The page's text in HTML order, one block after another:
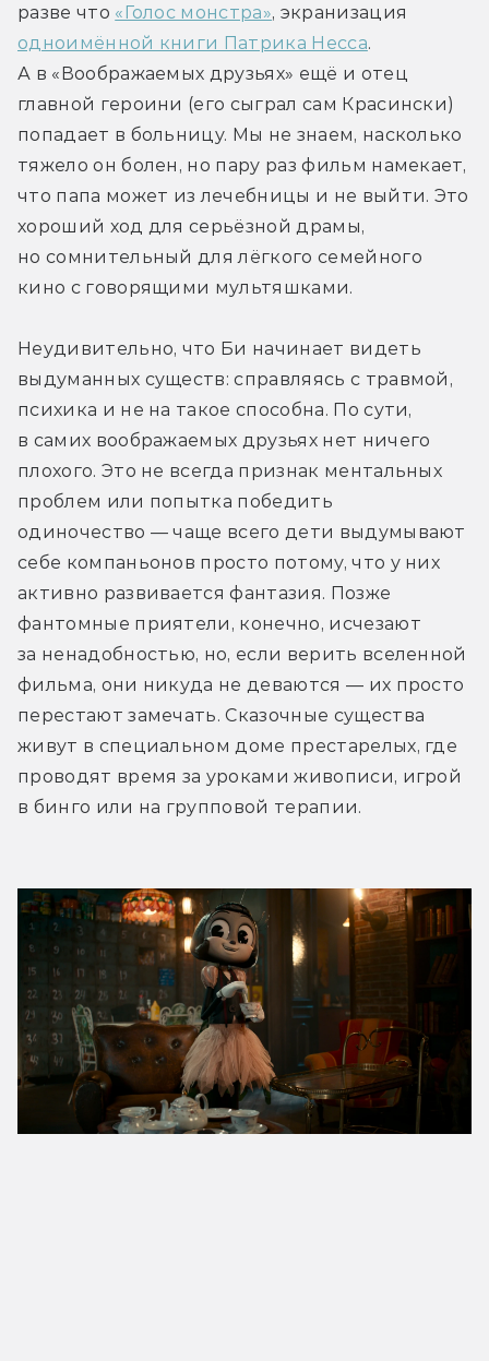
разве что «Голос монстра»
одноимённой книги Патрика Несса.
А в «Воображаемых друзьях» ещё и отец
главной героини (его сыграл сам Красински)
попадает в больницу. Мы не знаем, насколько
тяжело он болен, но пару раз фильм намекает,
что папа может из лечебницы и не выйти. Это
хороший ход для серьёзной драмы,
но сомнительный для лёгкого семейного
кино с говорящими мультяшками.
Неудивительно, что Би начинает видеть
выдуманных существ: справляясь с травмой,
психика и не на такое способна. По сути,
в самих воображаемых друзьях нет ничего
плохого. Это не всегда признак ментальных
проблем или попытка победить
одиночество — чаще всего дети выдумывают
себе компаньонов просто потому, что у них
активно развивается фантазия. Позже
фантомные приятели, конечно, исчезают
за ненадобностью, но, если верить вселенной
фильма, они никуда не деваются — их просто
перестают замечать. Сказочные существа
живут в специальном доме престарелых, где
проводят время за уроками живописи, игрой
в бинго или на групповой терапии.